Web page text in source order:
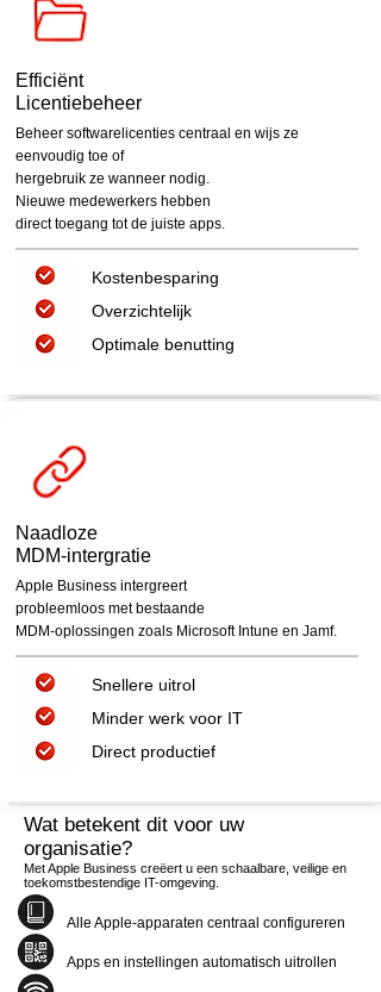
Efficiënt
Licentiebeheer
Beheer softwarelicenties centraal en wijs ze
eenvoudig toe of
hergebruik ze wanneer nodig.
Nieuwe medewerkers hebben
direct toegang tot de juiste apps.
Kostenbesparing
Overzichtelijk
Optimale benutting
Naadloze
MDM-intergratie
Apple Business intergreert
probleemloos met bestaande
MDM-oplossingen zoals Microsoft Intune en Jamf.
Snellere uitrol
Minder werk voor IT
Direct productief
Wat betekent dit voor uw
organisatie?
Met Apple Business creëert u een schaalbare, veilige en
toekomstbestendige IT-omgeving.
Alle Apple-apparaten centraal configureren
Apps en instellingen automatisch uitrollen